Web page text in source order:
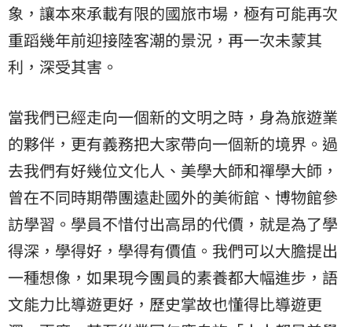
象，讓本來承載有限的國旅市場，極有可能再次
重蹈幾年前迎接陸客潮的景況，再一次未蒙其
利，深受其害。
當我們已經走向一個新的文明之時，身為旅遊業
的夥伴，更有義務把大家帶向一個新的境界。過
去我們有好幾位文化人、美學大師和禪學大師，
曾在不同時期帶團遠赴國外的美術館、博物館參
訪學習。學員不惜付出高昂的代價，就是為了學
得深，學得好，學得有價值。我們可以大膽提出
一種想像，如果現今團員的素養都大幅進步，語
文能力比導遊更好，歷史掌故也懂得比導遊更